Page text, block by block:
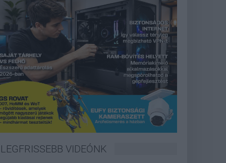
LEGFRISSEBB VIDEÓNK